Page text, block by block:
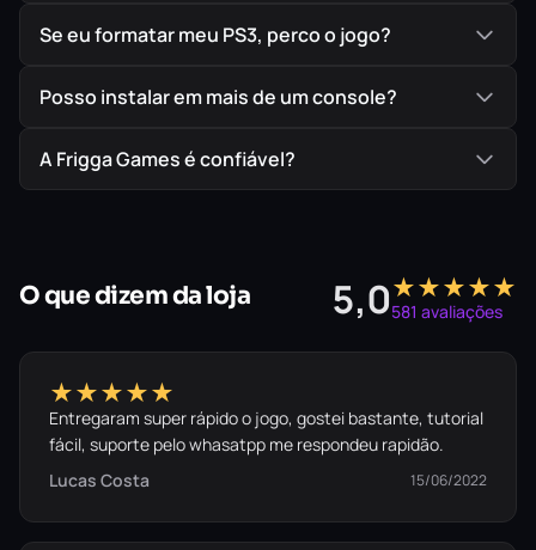
Se eu formatar meu PS3, perco o jogo?
Posso instalar em mais de um console?
A Frigga Games é confiável?
O que dizem da loja 5,0★★★★★
581 avaliações
★★★★★
Entregaram super rápido o jogo, gostei bastante, tutorial
fácil, suporte pelo whasatpp me respondeu rapidão.
Lucas Costa
15/06/2022